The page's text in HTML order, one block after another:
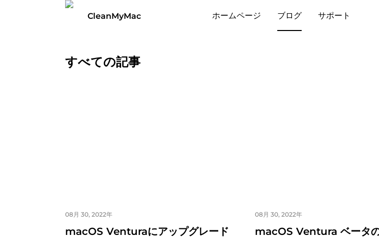
CleanMyMac ホームページ ブログ サポート
すべての記事
08月 30, 2022年
macOS Venturaにアップグレード
08月 30, 2022年
macOS Ventura ベータ